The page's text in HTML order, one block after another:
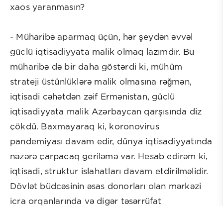
xaos yaranmasın?
- Müharibə aparmaq üçün, hər şeydən əvvəl
güclü iqtisadiyyata malik olmaq lazımdır. Bu
müharibə də bir daha göstərdi ki, mühüm
strateji üstünlüklərə malik olmasına rəğmən,
iqtisadi cəhətdən zəif Ermənistan, güclü
iqtisadiyyata malik Azərbaycan qarşısında diz
çökdü. Baxmayaraq ki, koronovirus
pandemiyası davam edir, dünya iqtisadiyyatında
nəzərə çarpacaq geriləmə var. Hesab edirəm ki,
iqtisadi, struktur islahatları davam etdirilməlidir.
Dövlət büdcəsinin əsas donorları olan mərkəzi
icra orqanlarında və digər təsərrüfat